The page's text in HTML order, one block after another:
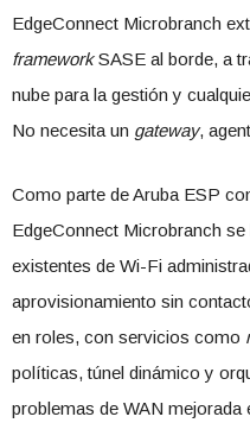
EdgeConnect Microbranch
frameworkSASE al borde, a
nube para la gestión y
No necesita un gateway,
Como parte de Aruba ESP
EdgeConnect Microbranch
existentes de Wi-Fi
aprovisionamiento sin
en roles, con servicios como
políticas, túnel dinámico y
problemas de WAN mejorada